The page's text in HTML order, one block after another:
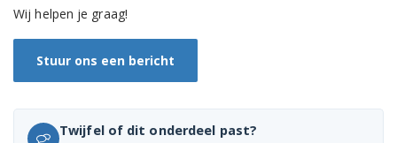
Wij helpen je graag!
Stuur ons een bericht
Twijfel of dit onderdeel past?